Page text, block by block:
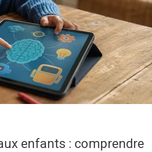
enfants : comprendre